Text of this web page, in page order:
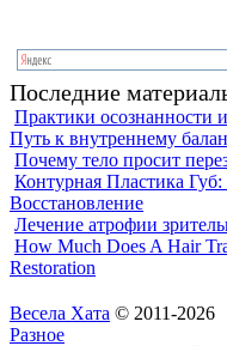
Последние
Практики осознанности
Путь к внутреннему
Почему тело просит
Контурная Пластика
Восстановление
Лечение атрофии
How Much Does A Hair
Restoration
Весела Хата © 2011-2026
Разное